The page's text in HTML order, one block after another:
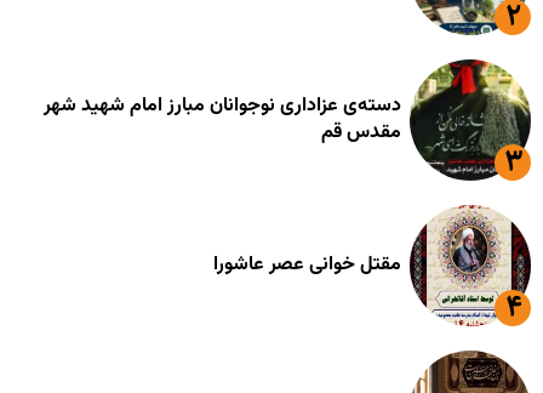
دسته‌ی عزاداری نوجوانان مبارز امام شهید شهر
مقدس قم
مقتل خوانی عصر عاشورا